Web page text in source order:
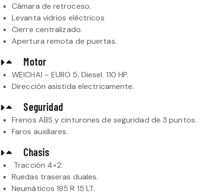
Cámara de retroceso.
Levanta vidrios eléctricos
Cierre centralizado.
Apertura remota de puertas.
Motor
WEICHAI – EURO 5. Diesel. 110 HP.
Dirección asistida electricamente.
Seguridad
Frenos ABS y cinturones de seguridad de 3 puntos.
Faros auxiliares.
Chasis
Tracción 4×2.
Ruedas traseras duales.
Neumáticos 185 R 15 LT.